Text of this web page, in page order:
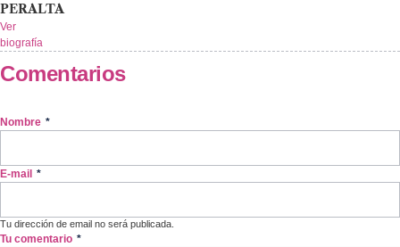
PERALTA
Ver
biografía
Comentarios
Nombre *
E-mail *
Tu dirección de email no será publicada.
Tu comentario *